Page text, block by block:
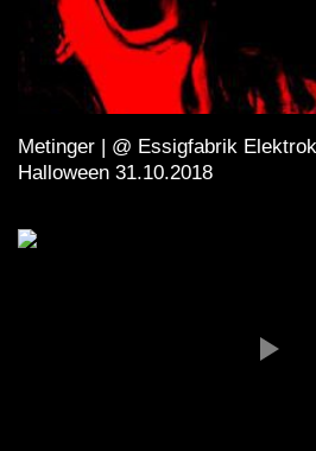
Metinger | @ Essigfabrik
Halloween 31.10.2018